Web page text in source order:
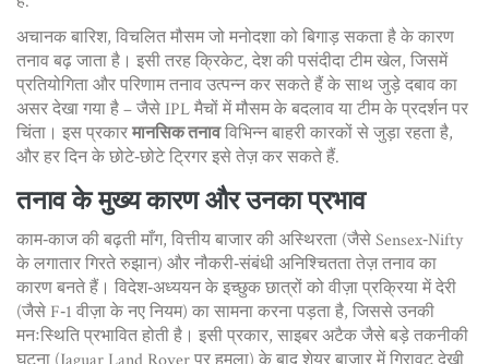
अचानकबारिश, विचलित मौसम जो मनोदशा को बिगाड़ सकता हैके कारण
तनाव बढ़ जाता है। इसी तरहक्रिकेट, देश की पसंदीदा टीम खेल, जिसमें
प्रतियोगिता और परिणाम तनाव उत्पन्न कर सकते हैंके साथ जुड़े दबाव का
असर देखा गया है – जैसे IPL मैचों में मौसम के बदलाव या टीम के प्रदर्शन पर
चिंता। इस प्रकारमानसिक तनावविभिन्न बाहरी कारकों से जुड़ा रहता है,
और हर दिन के छोटे‑छोटे ट्रिगर इसे तेज़ कर सकते हैं.
तनाव के मुख्य कारण और उनका प्रभाव
काम‑काज की बढ़ती माँग, वित्तीय बाजार की अस्थिरता (जैसे Sensex‑Nifty
के लगातार गिरते रुझान) और नौकरी‑संबंधी अनिश्चितता तेज़ तनाव का
कारण बनते हैं। विदेश‑अध्ययन के इच्छुक छात्रों को वीज़ा प्रक्रिया में देरी
(जैसे F‑1 वीज़ा के नए नियम) का सामना करना पड़ता है, जिससे उनकी
मनःस्थिति प्रभावित होती है। इसी प्रकार, साइबर अटैक जैसे बड़े तकनीकी